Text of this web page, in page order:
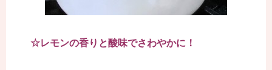
☆レモンの香りと酸味でさわやかに！